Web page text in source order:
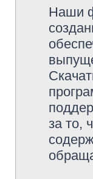
Наши
за то,